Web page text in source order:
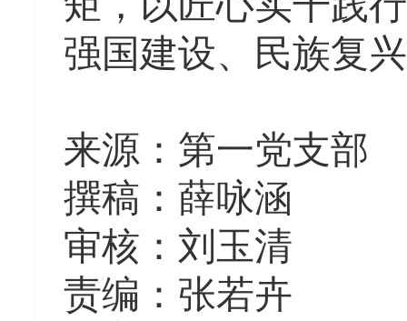
强国建设、民族复
来源 ： 第一党支部
撰稿：薛咏涵
审核：刘玉清
责编：张若卉